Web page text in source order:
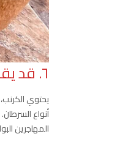
٦. قد يقلل من خطر الإصابة ببعض أنواع السرطان
يحتوي
أنواع
المهاجرين